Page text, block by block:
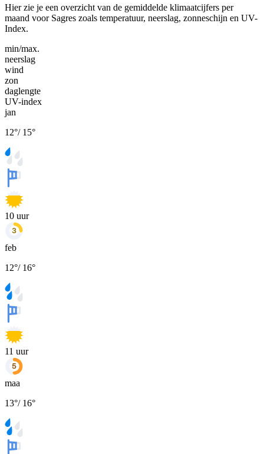
Hier zie je een overzicht van de gemiddelde klimaatcijfers per
maand voor Sagres zoals temperatuur, neerslag, zonneschijn en UV-
Index.
min/max.
neerslag
wind
zon
daglengte
UV-index
jan
12°/ 15°
10 uur
feb
12°/ 16°
11 uur
maa
13°/ 16°